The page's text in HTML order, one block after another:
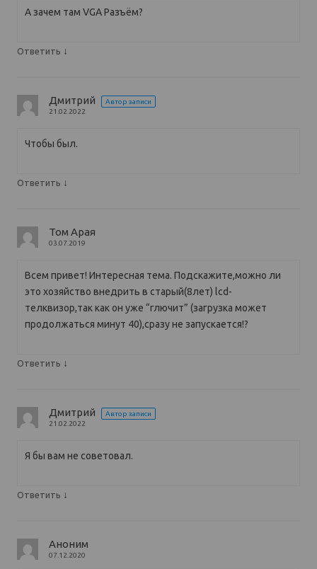
А зачем там VGA Разъём?
Ответить ↓
Дмитрий
Автор записи
21.02.2022
Чтобы был.
Ответить ↓
Том Арая
03.07.2019
Всем привет! Интересная тема. Подскажите,можно ли
это хозяйство внедрить в старый(8лет) lcd-
телквизор,так как он уже “глючит” (загрузка может
продолжаться минут 40),сразу не запускается!?
Ответить ↓
Дмитрий
Автор записи
21.02.2022
Я бы вам не советовал.
Ответить ↓
Аноним
07.12.2020